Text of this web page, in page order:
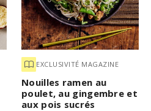
EXCLUSIVITÉ MAGAZINE
Nouilles ramen au
poulet, au gingembre et
aux pois sucrés